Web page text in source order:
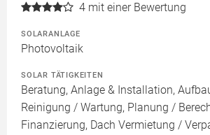
4 mit einer Bewertung
SOLARANLAGE
Photovoltaik
SOLAR TÄTIGKEITEN
Beratung, Anlage & Installation,
Reinigung / Wartung, Planung /
Finanzierung, Dach Vermietung /